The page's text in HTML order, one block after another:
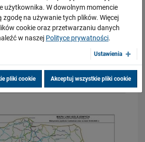
linii kolejowych
przez PKP
Kolejowe S.A.
rozmiar pliku: 4 MB
użytkownika. W dowolnym momencie
zgodę na używanie tych plików. Więcej
cookie oraz przetwarzaniu danych
w naszej Polityce prywatności.
Ustawienia
pliki cookie Akceptuj wszystkie pliki cookie